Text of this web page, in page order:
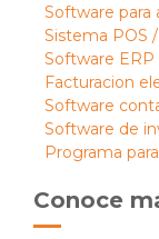
Software para
Sistema POS
Software ERP
Facturacion
Software
Software de
Programa
Conoce